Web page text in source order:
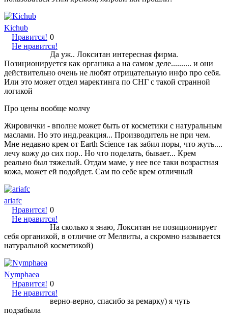
Kichub
Нравится!
Не нравится!
0
Да уж.. Локситан интересная фирма.
Позиционируется как органика а на самом деле.......... и они
действительно очень не любят отрицательную инфо про себя.
Или это может отдел маректинга по СНГ с такой странной
логикой
Про цены вообще молчу
Жировички - вполне может быть от косметики с натуральным
маслами. Но это инд.реакция... Производитель не при чем.
Мне недавно крем от Earth Science так забил поры, что жуть....
лечу кожу до сих пор.. Но что поделать, бывает... Крем
реально был тяжелый. Отдам маме, у нее все таки возрастная
кожа, может ей подойдет. Сам по себе крем отличный
ariafc
Нравится!
Не нравится!
0
На сколько я знаю, Локситан не позиционирует
себя органикой, в отличие от Мелвиты, а скромно называется
натуральной косметикой)
Nymphaea
Нравится!
Не нравится!
0
верно-верно, спасибо за ремарку) я чуть
подзабыла